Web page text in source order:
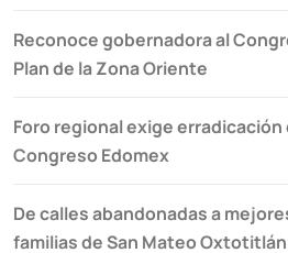
Reconoce gobernadora al
Plan de la Zona Oriente
Foro regional exige
Congreso Edomex
De calles abandonadas a
familias de San Mateo